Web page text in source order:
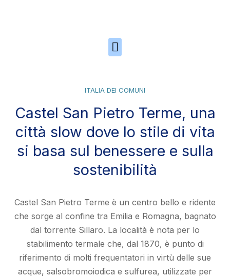
ITALIA DEI COMUNI
Castel San Pietro Terme, una
città slow dove lo stile di vita
si basa sul benessere e sulla
sostenibilità
Castel San Pietro Terme è un centro bello e ridente
che sorge al confine tra Emilia e Romagna, bagnato
dal torrente Sillaro. La località è nota per lo
stabilimento termale che, dal 1870, è punto di
riferimento di molti frequentatori in virtù delle sue
acque, salsobromoiodica e sulfurea, utilizzate per